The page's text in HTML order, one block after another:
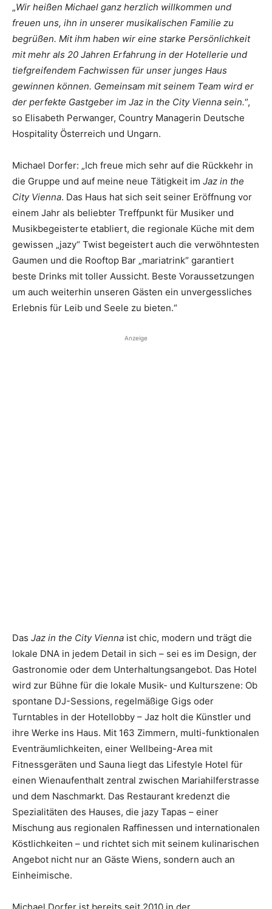
„Wir heißen Michael ganz herzlich willkommen und
freuen uns, ihn in unserer musikalischen Familie zu
begrüßen. Mit ihm haben wir eine starke Persönlichkeit
mit mehr als 20 Jahren Erfahrung in der Hotellerie und
tiefgreifendem Fachwissen für unser junges Haus
gewinnen können. Gemeinsam mit seinem Team wird er
der perfekte Gastgeber im Jaz in the City Vienna sein.“,
so Elisabeth Perwanger, Country Managerin Deutsche
Hospitality Österreich und Ungarn.
Michael Dorfer: „Ich freue mich sehr auf die Rückkehr in
die Gruppe und auf meine neue Tätigkeit im Jaz in the
City Vienna. Das Haus hat sich seit seiner Eröffnung vor
einem Jahr als beliebter Treffpunkt für Musiker und
Musikbegeisterte etabliert, die regionale Küche mit dem
gewissen „jazy“ Twist begeistert auch die verwöhntesten
Gaumen und die Rooftop Bar „mariatrink“ garantiert
beste Drinks mit toller Aussicht. Beste Voraussetzungen
um auch weiterhin unseren Gästen ein unvergessliches
Erlebnis für Leib und Seele zu bieten.“
Anzeige
Das Jaz in the City Vienna ist chic, modern und trägt die
lokale DNA in jedem Detail in sich – sei es im Design, der
Gastronomie oder dem Unterhaltungsangebot. Das Hotel
wird zur Bühne für die lokale Musik- und Kulturszene: Ob
spontane DJ-Sessions, regelmäßige Gigs oder
Turntables in der Hotellobby – Jaz holt die Künstler und
ihre Werke ins Haus. Mit 163 Zimmern, multi-funktionalen
Eventräumlichkeiten, einer Wellbeing-Area mit
Fitnessgeräten und Sauna liegt das Lifestyle Hotel für
einen Wienaufenthalt zentral zwischen Mariahilferstrasse
und dem Naschmarkt. Das Restaurant kredenzt die
Spezialitäten des Hauses, die jazy Tapas – einer
Mischung aus regionalen Raffinessen und internationalen
Köstlichkeiten – und richtet sich mit seinem kulinarischen
Angebot nicht nur an Gäste Wiens, sondern auch an
Einheimische.